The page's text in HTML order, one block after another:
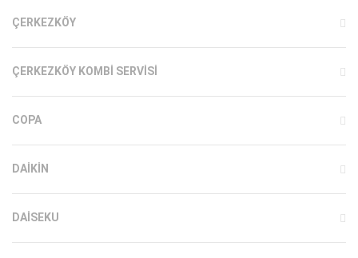
ÇERKEZKÖY
ÇERKEZKÖY KOMBI SERVISI
COPA
DAIKIN
DAISEKU